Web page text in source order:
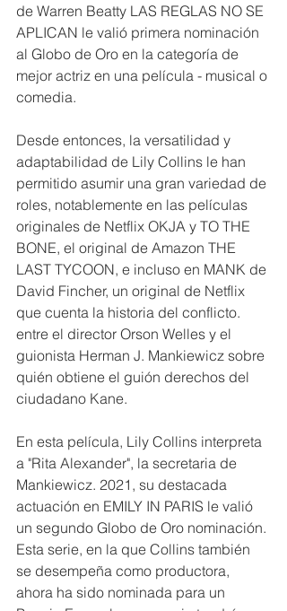
de Warren Beatty LAS REGLAS NO SE
APLICAN le valió primera nominación
al Globo de Oro en la categoría de
mejor actriz en una película - musical o
comedia.
Desde entonces, la versatilidad y
adaptabilidad de Lily Collins le han
permitido asumir una gran variedad de
roles, notablemente en las películas
originales de Netflix OKJA y TO THE
BONE, el original de Amazon THE
LAST TYCOON, e incluso en MANK de
David Fincher, un original de Netflix
que cuenta la historia del conflicto.
entre el director Orson Welles y el
guionista Herman J. Mankiewicz sobre
quién obtiene el guión derechos del
ciudadano Kane.
En esta película, Lily Collins interpreta
a "Rita Alexander", la secretaria de
Mankiewicz. 2021, su destacada
actuación en EMILY IN PARIS le valió
un segundo Globo de Oro nominación.
Esta serie, en la que Collins también
se desempeña como productora,
ahora ha sido nominada para un